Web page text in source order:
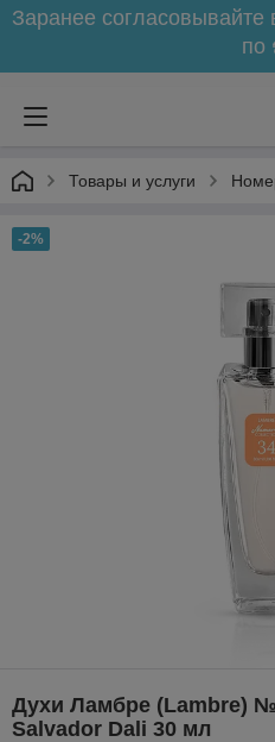
Заранее
по
Товары и услуги
-2%
Духи Ламбре (Lambre)
Salvador Dali 30 мл